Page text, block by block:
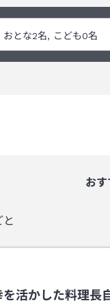
お
と
活かした料理長